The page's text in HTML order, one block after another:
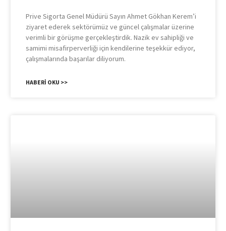
Prive Sigorta Genel Müdürü Sayın Ahmet Gökhan Kerem’i
ziyaret ederek sektörümüz ve güncel çalışmalar üzerine
verimli bir görüşme gerçekleştirdik. Nazik ev sahipliği ve
samimi misafirperverliği için kendilerine teşekkür ediyor,
çalışmalarında başarılar diliyorum.
HABERI OKU >>